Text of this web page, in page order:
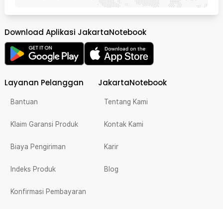
Download Aplikasi JakartaNotebook
Layanan Pelanggan
Bantuan
Klaim Garansi Produk
Biaya Pengiriman
Indeks Produk
Konfirmasi Pembayaran
JakartaNotebook
Tentang Kami
Kontak Kami
Karir
Blog